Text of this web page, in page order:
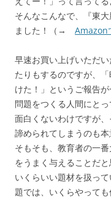
そんなこんなで、『東
ました！（→ Amazon
早速お買い上げいただ
たりもするのですが、
けた！」というご報告が
問題をつくる人間にと
面白くないわけですが
諦められてしまうのも本
そもそも、教育者の一
をうまく与えることだと
いくらいい題材を扱っ
題では、いくらやって